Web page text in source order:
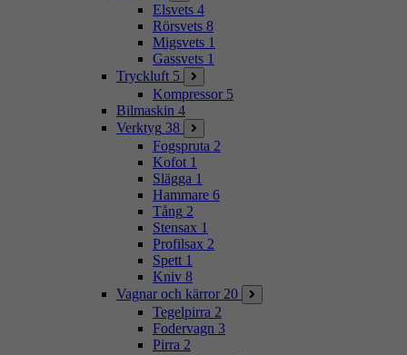
Elsvets 4
Rörsvets 8
Migsvets 1
Gassvets 1
Tryckluft 5
Kompressor 5
Bilmaskin 4
Verktyg 38
Fogspruta 2
Kofot 1
Slägga 1
Hammare 6
Tång 2
Stensax 1
Profilsax 2
Spett 1
Kniv 8
Vagnar och kärror 20
Tegelpirra 2
Fodervagn 3
Pirra 2